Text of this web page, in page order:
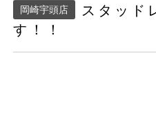
岡崎宇頭店
スタッド
す！！